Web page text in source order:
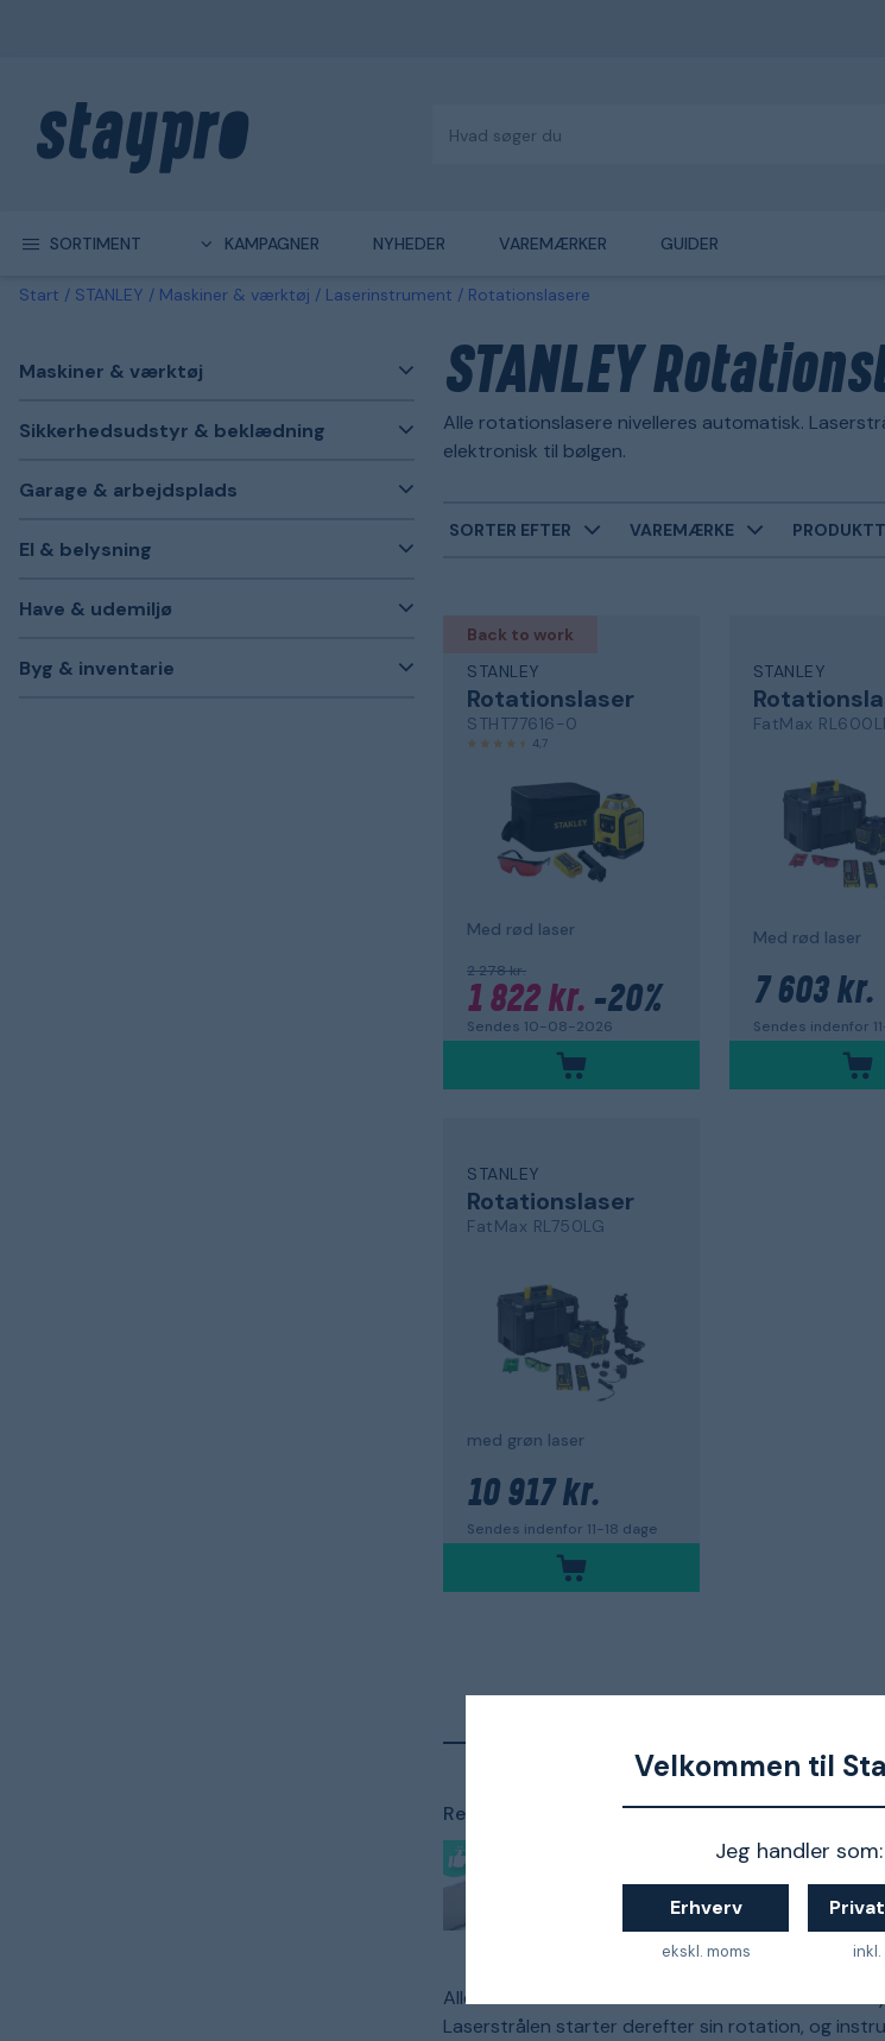
Velkommen til
Jeg handler som:
Erhverv
ekskl. moms inkl.
SORTIMENT KAMPAGNER NYHEDER VAREMÆRKER GUIDER
Start STANLEY Maskiner & værktøj Laserinstrument Rotationslasere
Maskiner & værktøj
Sikkerhedsudstyr & beklædning
Garage & arbejdsplads
El & belysning
Have & udemiljø
Byg & inventarie
STANLEY
Alle rotationslasere nivelleres automatisk.
elektronisk til bølgen.
SORTER EFTER VAREMÆRKE
Back to work
STANLEY
Rotationslaser
STHT77616-0
4,7
Med rød laser
2 278 kr.
1 822 kr. -20%
Sendes 10-08-2026
STANLEY
FatMax
Med rød laser
7 603 kr.
Sendes indenfor
STANLEY
Rotationslaser
FatMax RL750LG
med grøn laser
10 917 kr.
Sendes indenfor 11-18 dage
Relaterede artikler:
Test: Japansav
bedst i test 2026
kundefavoritter
sammenlignet
Alle rotationslasere nivelleres automatisk. Det
Laserstrålen starter derefter sin rotation, og